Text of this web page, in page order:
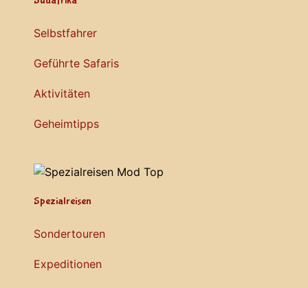
Selbstfahrer
Geführte Safaris
Aktivitäten
Geheimtipps
Spezialreisen
Sondertouren
Expeditionen